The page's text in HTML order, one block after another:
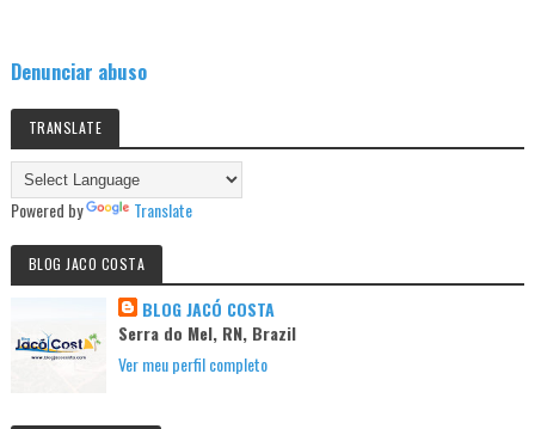
Denunciar abuso
TRANSLATE
Powered by Translate
BLOG JACO COSTA
BLOG JACÓ COSTA
Serra do Mel, RN, Brazil
Ver meu perfil completo